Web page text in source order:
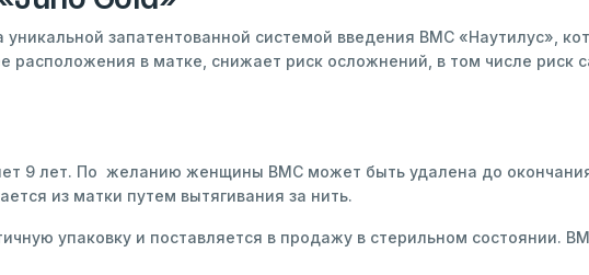
запатентованной системой введения ВМС «Наутилус»,
расположения в матке, снижает риск осложнений, в том числе риск
9 лет. По желанию женщины ВМС может быть удалена до
из матки путем вытягивания за нить.
упаковку и поставляется в продажу в стерильном состоянии.